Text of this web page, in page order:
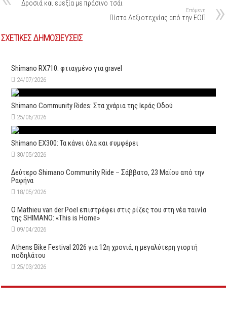
Δροσιά και ευεξία με πράσινο τσάι
Επόμενη
Πίστα Δεξιοτεχνίας από την ΕΟΠ
ΣΧΕΤΙΚΕΣ ΔΗΜΟΣΙΕΥΣΕΙΣ
Shimano RX710: φτιαγμένο για gravel
24/07/2026
Shimano Community Rides: Στα χνάρια της Ιεράς Οδού
25/06/2026
Shimano EX300: Τα κάνει όλα και συμφέρει
30/05/2026
Δεύτερo Shimano Community Ride – Σάββατο, 23 Μαϊου από την
Ραφήνα
18/05/2026
Ο Mathieu van der Poel επιστρέφει στις ρίζες του στη νέα ταινία
της SHIMANO: «This is Home»
09/04/2026
Athens Bike Festival 2026 για 12η χρονιά, η μεγαλύτερη γιορτή
ποδηλάτου
25/03/2026